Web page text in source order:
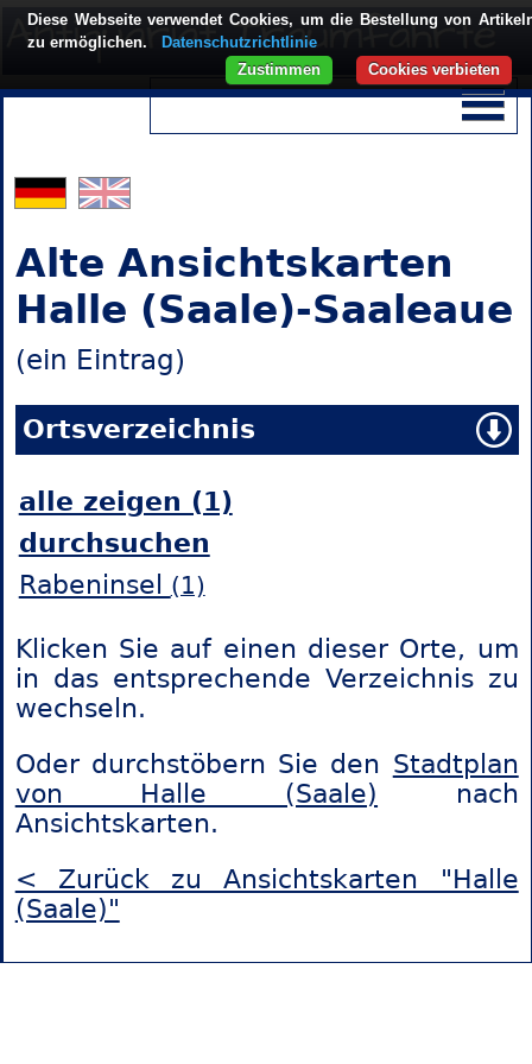
Alte Ansichtskarten
Halle (Saale)-Saaleaue
(ein Eintrag)
Ortsverzeichnis
alle zeigen (1)
durchsuchen
Rabeninsel (1)
Klicken Sie auf einen dieser Orte, um
in das entsprechende Verzeichnis zu
wechseln.
Oder durchstöbern Sie den Stadtplan
von Halle (Saale) nach
Ansichtskarten.
< Zurück zu Ansichtskarten "Halle
(Saale)"
Diese Webseite verwendet Cookies, um die Bestellung von
zu ermöglichen.
Datenschutzrichtlinie
Cookies verbieten
Zustimmen